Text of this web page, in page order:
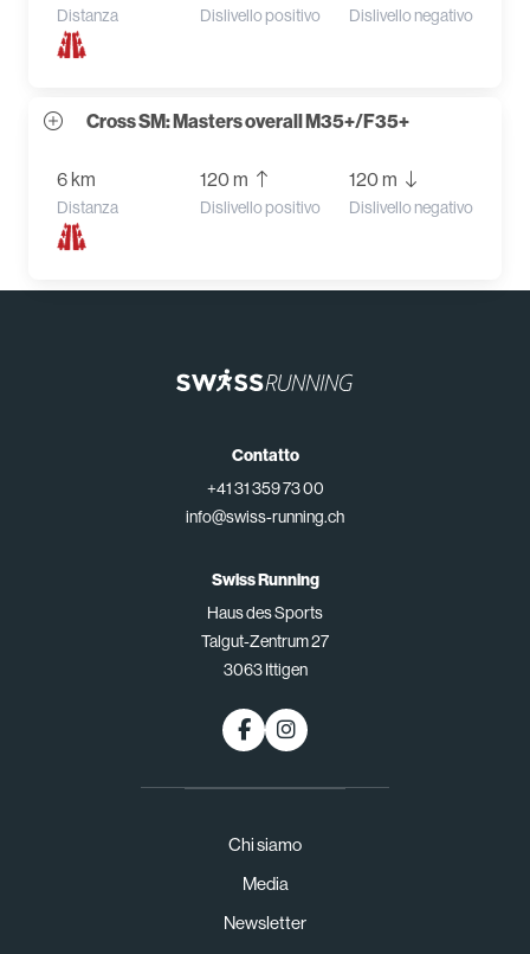
Distanza Dislivello positivo Dislivello negativo
Cross SM: Masters overall M35+/F35+
6 km
Distanza
120 m
Dislivello positivo
120 m
Dislivello negativo
Chi siamo
Media
Newsletter
Contatto
+41 31 359 73 00
info@swiss-running.ch
Swiss Running
Haus des Sports
Talgut-Zentrum 27
3063 Ittigen